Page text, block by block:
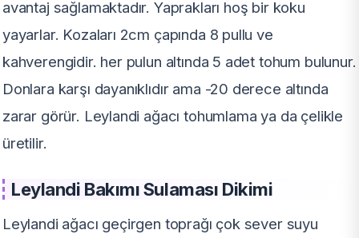
avantaj sağlamaktadır. Yaprakları hoş bir koku
yayarlar. Kozaları 2cm çapında 8 pullu ve
kahverengidir. her pulun altında 5 adet tohum bulunur.
Donlara karşı dayanıklıdır ama -20 derece altında
zarar görür. Leylandi ağacı tohumlama ya da çelikle
üretilir.
Leylandi Bakımı Sulaması Dikimi
Leylandi ağacı geçirgen toprağı çok sever suyu